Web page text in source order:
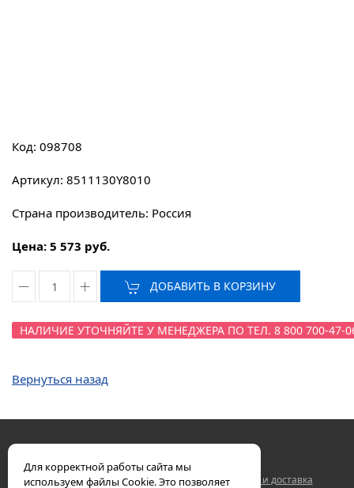
Код: 098708
Артикул: 8511130Y8010
Страна производитель: Россия
Цена: 5 573 руб.
ДОБАВИТЬ В КОРЗИНУ
НАЛИЧИЕ УТОЧНЯЙТЕ У МЕНЕДЖЕРА ПО ТЕЛ. 8 800 700-47-
Вернуться назад
Двигатели ЯМЗ Контакты Гарантия Оплата и доставка
Для корректной работы сайта мы
используем файлы Cookie. Это позволяет